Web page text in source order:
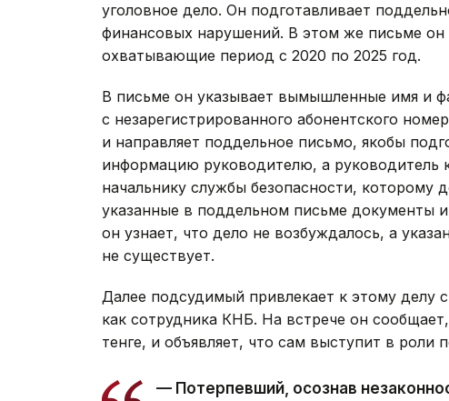
уголовное дело. Он подготавливает
финансовых нарушений. В этом же письме
охватывающие период с 2020 по 2025 год.
В письме он указывает вымышленные имя и
с незарегистрированного абонентского
и направляет поддельное письмо, якобы
информацию руководителю, а руководитель
начальнику службы безопасности, которому
указанные в поддельном письме документы
он узнает, что дело не возбуждалось, а
не существует.
Далее подсудимый привлекает к этому делу
как сотрудника КНБ. На встрече он
тенге, и объявляет, что сам выступит в роли
— Потерпевший, осознав